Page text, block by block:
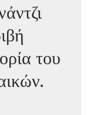
του